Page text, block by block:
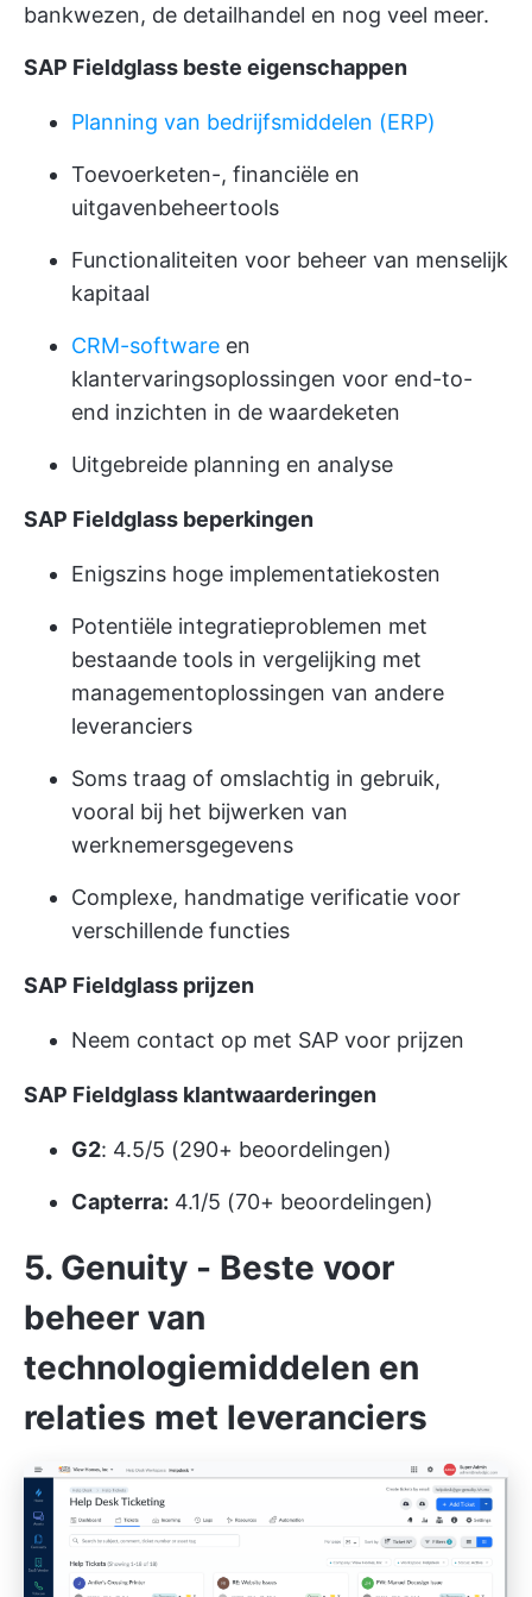
bankwezen, de detailhandel en nog veel meer.
SAP Fieldglass beste eigenschappen
Planning van bedrijfsmiddelen (ERP)
Toevoerketen-, financiële en
uitgavenbeheertools
Functionaliteiten voor beheer van menselijk
kapitaal
CRM-software en
klantervaringsoplossingen voor end-to-
end inzichten in de waardeketen
Uitgebreide planning en analyse
SAP Fieldglass beperkingen
Enigszins hoge implementatiekosten
Potentiële integratieproblemen met
bestaande tools in vergelijking met
managementoplossingen van andere
leveranciers
Soms traag of omslachtig in gebruik,
vooral bij het bijwerken van
werknemersgegevens
Complexe, handmatige verificatie voor
verschillende functies
SAP Fieldglass prijzen
Neem contact op met SAP voor prijzen
SAP Fieldglass klantwaarderingen
G2: 4.5/5 (290+ beoordelingen)
Capterra: 4.1/5 (70+ beoordelingen)
5. Genuity - Beste voor
beheer van
technologiemiddelen en
relaties met leveranciers